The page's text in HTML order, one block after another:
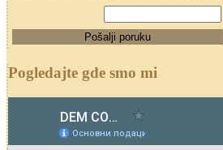
Pogledajte gde smo mi